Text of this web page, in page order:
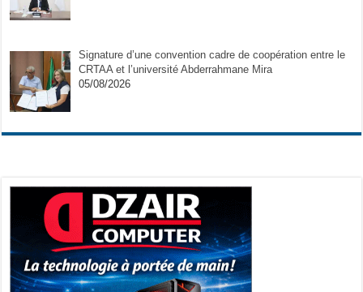
Signature d’une convention cadre de coopération entre le
CRTAA et l’université Abderrahmane Mira
05/08/2026